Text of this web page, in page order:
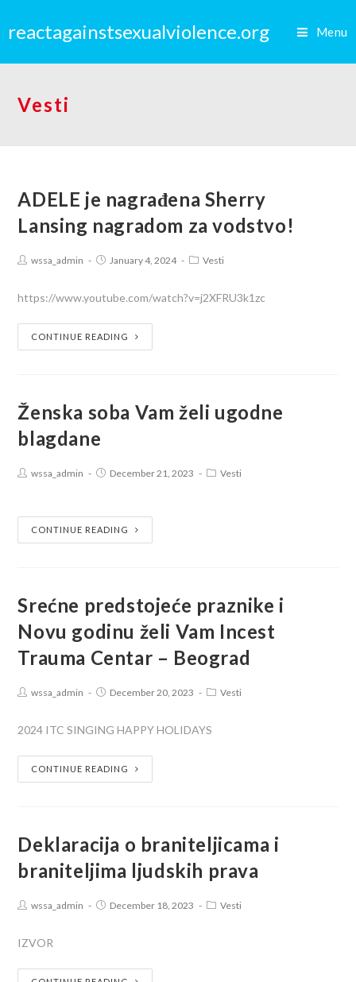
reactagainstsexualviolence.org Menu
Vesti
ADELE je nagrađena Sherry
Lansing nagradom za vodstvo!
wssa_admin January 4, 2024 Vesti
https://www.youtube.com/watch?v=j2XFRU3k1zc
CONTINUE READING
Ženska soba Vam želi ugodne
blagdane
wssa_admin December 21, 2023 Vesti
CONTINUE READING
Srećne predstojeće praznike i
Novu godinu želi Vam Incest
Trauma Centar – Beograd
wssa_admin December 20, 2023 Vesti
2024 ITC SINGING HAPPY HOLIDAYS
CONTINUE READING
Deklaracija o braniteljicama i
braniteljima ljudskih prava
wssa_admin December 18, 2023 Vesti
IZVOR